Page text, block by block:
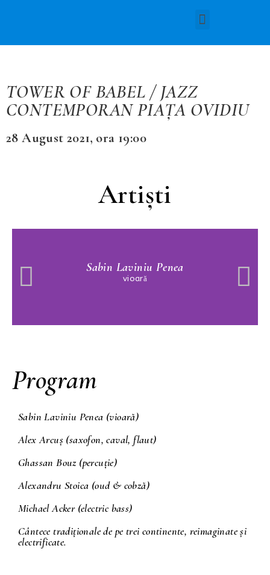
TOWER OF BABEL / JAZZ
CONTEMPORAN PIAȚA OVIDIU
28 August 2021, ora 19:00
Artiști
Sabin Laviniu Penea
vioară
Program
Sabin Laviniu Penea (vioară)
Alex Arcuș (saxofon, caval, flaut)
Ghassan Bouz (percuție)
Alexandru Stoica (oud & cobză)
Michael Acker (electric bass)
Cântece tradiționale de pe trei continente, reimaginate și
electrificate.